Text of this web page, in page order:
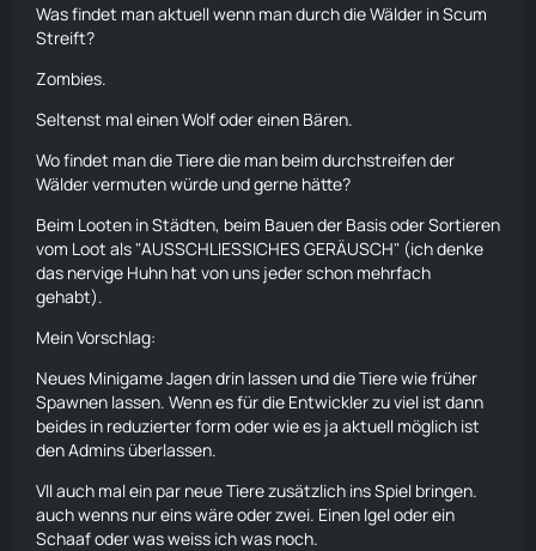
Was findet man aktuell wenn man durch die Wälder in Scum
Streift?
Zombies.
Seltenst mal einenWolfoder einen Bären.
Wo findet man dieTieredie man beim durchstreifen der
Wälder vermuten würde und gerne hätte?
Beim Looten in Städten, beim Bauen der Basis oder Sortieren
vom Loot als "AUSSCHLIESSICHES GERÄUSCH" (ich denke
das nervige Huhn hat von uns jeder schon mehrfach
gehabt).
Mein Vorschlag:
Neues Minigame Jagen drin lassen und dieTierewie früher
Spawnen lassen. Wenn es für die Entwickler zu viel ist dann
beides in reduzierter form oder wie es ja aktuell möglich ist
den Admins überlassen.
Vll auch mal ein par neueTierezusätzlich ins Spiel bringen.
auch wenns nur eins wäre oder zwei. Einen Igel oder ein
Schaaf oder was weiss ich was noch.